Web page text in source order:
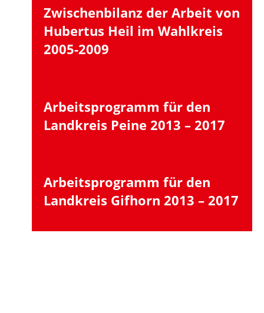
Zwischenbilanz der Arbeit von
Hubertus Heil im Wahlkreis
2005-2009
Arbeitsprogramm für den
Landkreis Peine 2013 – 2017
Arbeitsprogramm für den
Landkreis Gifhorn 2013 – 2017